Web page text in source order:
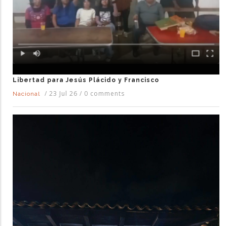
Libertad para Jesús Plácido y Francisco
Nacional
/ 23 Jul 26 / 0 comments